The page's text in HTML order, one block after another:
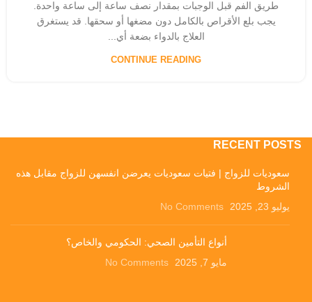
طريق الفم قبل الوجبات بمقدار نصف ساعة إلى ساعة واحدة.
يجب بلع الأقراص بالكامل دون مضغها أو سحقها. قد يستغرق
العلاج بالدواء بضعة أي...
CONTINUE READING
RECENT POSTS
سعوديات للزواج | فتيات سعوديات يعرضن انفسهن للزواج مقابل هذه
الشروط
يوليو 23, 2025
No Comments
أنواع التأمين الصحي: الحكومي والخاص؟
مايو 7, 2025
No Comments